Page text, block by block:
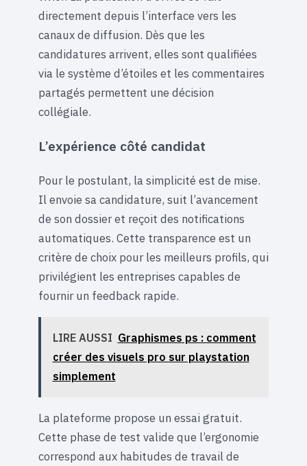
directement depuis l’interface vers les
canaux de diffusion. Dès que les
candidatures arrivent, elles sont qualifiées
via le système d’étoiles et les commentaires
partagés permettent une décision
collégiale.
L’expérience côté candidat
Pour le postulant, la simplicité est de mise.
Il envoie sa candidature, suit l’avancement
de son dossier et reçoit des notifications
automatiques. Cette transparence est un
critère de choix pour les meilleurs profils, qui
privilégient les entreprises capables de
fournir un feedback rapide.
LIRE AUSSI Graphismes ps : comment
créer des visuels pro sur playstation
simplement
La plateforme propose un essai gratuit.
Cette phase de test valide que l’ergonomie
correspond aux habitudes de travail de